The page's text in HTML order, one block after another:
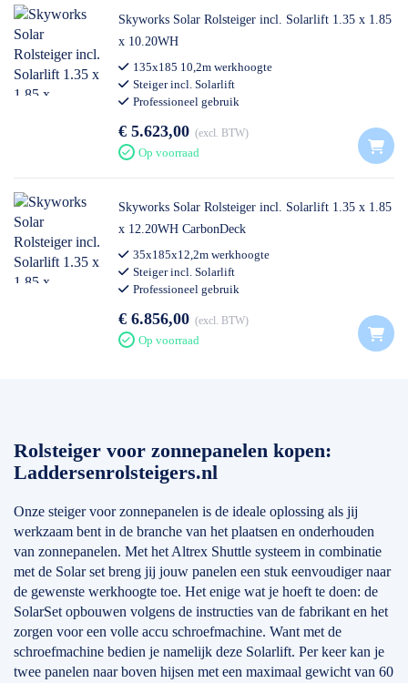
Skyworks Solar Rolsteiger incl. Solarlift 1.35 x 1.85
x 10.20WH
135x185 10,2m werkhoogte
Steiger incl. Solarlift
Professioneel gebruik
€ 5.623,00 excl. BTW
Op voorraad
Skyworks Solar Rolsteiger incl. Solarlift 1.35 x 1.85
x 12.20WH CarbonDeck
35x185x12,2m werkhoogte
Steiger incl. Solarlift
Professioneel gebruik
€ 6.856,00 excl. BTW
Op voorraad
Rolsteiger voor zonnepanelen kopen:
Laddersenrolsteigers.nl
Onze steiger voor zonnepanelen is de ideale oplossing als jij
werkzaam bent in de branche van het plaatsen en onderhouden
van zonnepanelen. Met het Altrex Shuttle systeem in combinatie
met de Solar set breng jij jouw panelen een stuk eenvoudiger naar
de gewenste werkhoogte toe. Het enige wat je hoeft te doen: de
SolarSet opbouwen volgens de instructies van de fabrikant en het
zorgen voor een volle accu schroefmachine. Want met de
schroefmachine bedien je namelijk deze Solarlift. Per keer kan je
twee panelen naar boven hijsen met een maximaal gewicht van 60